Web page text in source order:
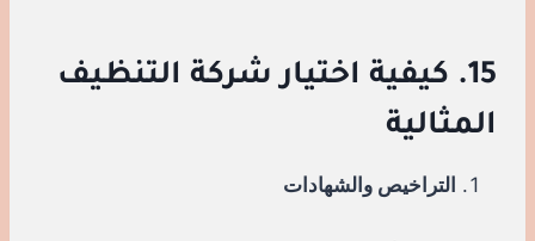
15. كيفية اختيار شركة التنظيف
المثالية
التراخيص والشهادات